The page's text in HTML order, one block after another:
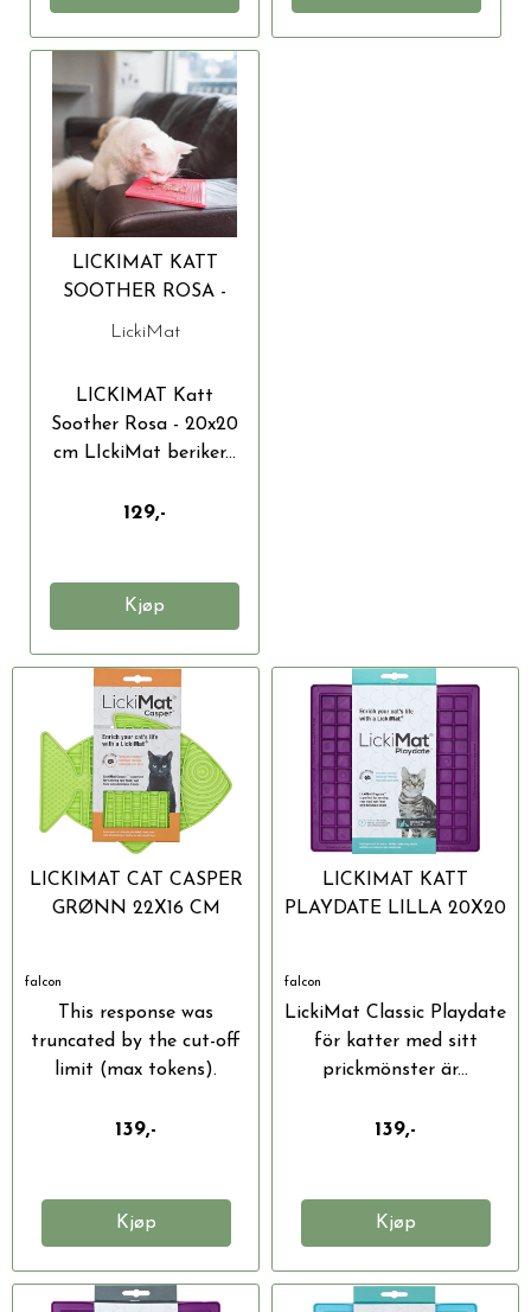
LICKIMAT KATT
SOOTHER ROSA -
20X20 CM
LickiMat
LICKIMAT Katt
Soother Rosa - 20x20
cm LIckiMat beriker...
129,-
Kjøp
LICKIMAT CAT CASPER
GRØNN 22X16 CM
falcon
This response was
truncated by the cut-off
limit (max tokens).
139,-
Kjøp
LICKIMAT KATT
PLAYDATE LILLA 20X20
falcon
LickiMat Classic Playdate
för katter med sitt
prickmönster är...
139,-
Kjøp